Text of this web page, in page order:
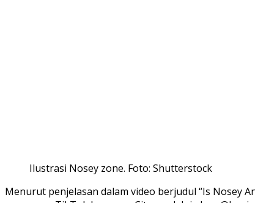
Ilustrasi Nosey zone. Foto: Shutterstock
Menurut penjelasan dalam video berjudul “Is Nosey